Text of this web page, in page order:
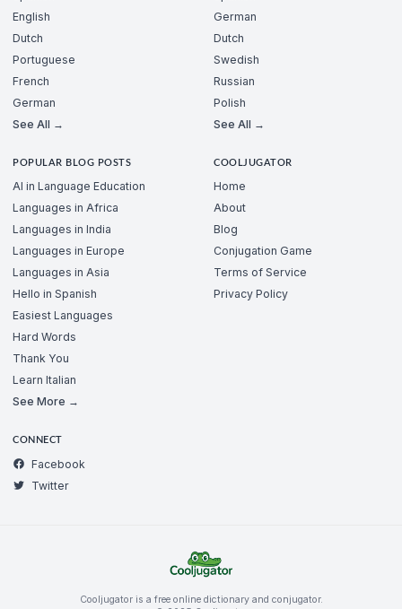
English
Dutch
Portuguese
French
German
See All →
German
Dutch
Swedish
Russian
Polish
See All →
POPULAR BLOG POSTS
AI in Language Education
Languages in Africa
Languages in India
Languages in Europe
Languages in Asia
Hello in Spanish
Easiest Languages
Hard Words
Thank You
Learn Italian
See More →
COOLJUGATOR
Home
About
Blog
Conjugation Game
Terms of Service
Privacy Policy
CONNECT
Facebook
Twitter
Cooljugator is a free online dictionary and conjugator.